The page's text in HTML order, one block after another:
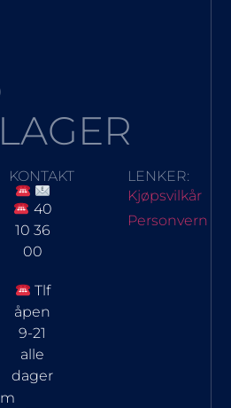
KONTAKT
40
10 36
00
Tlf
åpen
9-21
alle
dager
LENKER:
Kjøpsvilkår
Personvern